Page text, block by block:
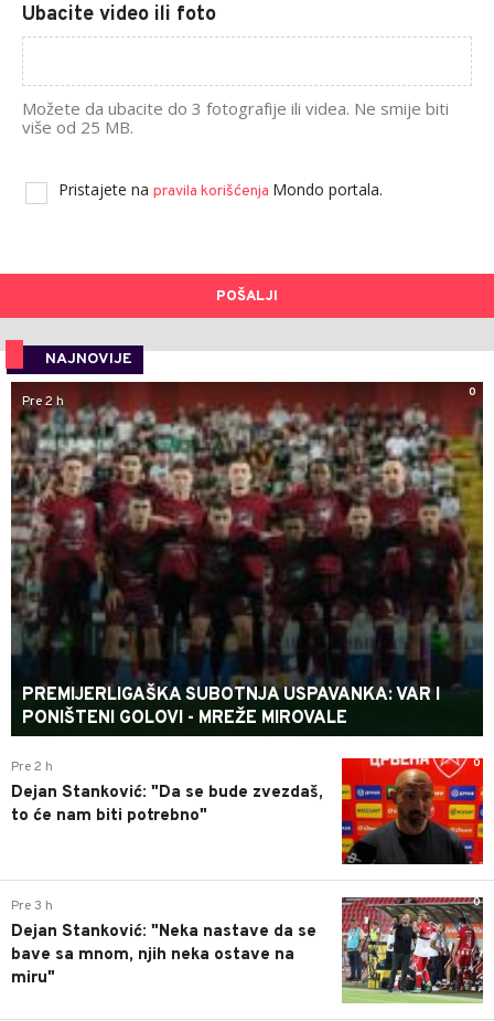
Ubacite video ili foto
Možete da ubacite do 3 fotografije ili videa. Ne smije biti
više od 25 MB.
Pristajete na pravila korišćenja Mondo portala.
POŠALJI
NAJNOVIJE
0
Pre 2 h
PREMIJERLIGAŠKA SUBOTNJA USPAVANKA: VAR I
PONIŠTENI GOLOVI - MREŽE MIROVALE
0
Pre 2 h
Dejan Stanković: "Da se bude zvezdaš,
to će nam biti potrebno"
0
Pre 3 h
Dejan Stanković: "Neka nastave da se
bave sa mnom, njih neka ostave na
miru"